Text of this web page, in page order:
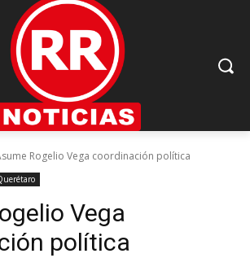
Rogelio Vega coordinación política
Vega
política